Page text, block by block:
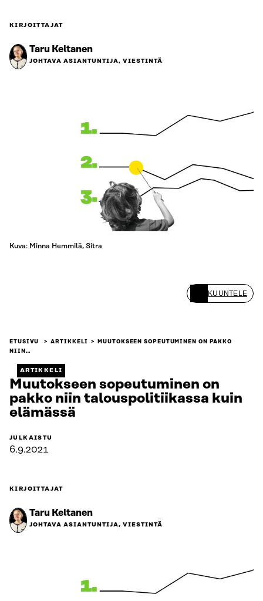
KIRJOITTAJAT
Taru Keltanen
JOHTAVA ASIANTUNTIJA, VIESTINTÄ
Kuva: Minna Hemmilä, Sitra
KUUNTELE
ETUSIVU ARTIKKELI
MUUTOKSEEN SOPEUTUMINEN ON PAKKO
NIIN…
ARTIKKELI
Muutokseen sopeutuminen on
pakko niin talouspolitiikassa kuin
elämässä
JULKAISTU
6.9.2021
KIRJOITTAJAT
Taru Keltanen
JOHTAVA ASIANTUNTIJA, VIESTINTÄ